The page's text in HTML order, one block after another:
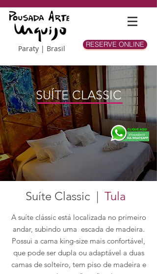
Paraty | Brasil RESERVE ONLINE
SUÍTE CLASSIC
Suíte Classic | Tula
A suíte clássic está localizada no primeiro
andar, subindo uma escada de madeira.
Possui a cama king-size mais confortável,
que pode ser dupla ou adaptável a duas
camas de solteiro, tem piso de madeira e